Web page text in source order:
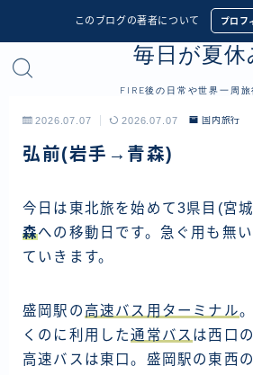
このブログの著者について プロフ
毎日が夏休
FIRE後の日常や世界一周旅
MENU
プロフィール
フィリピン
インドネシア
シンガポール
タイ
カンボジア
2026.07.07 2026.07.07 国内旅行
弘前(岩手→青森)
今日は東北旅を始めて3県目(宮
森への移動日です。急ぐ用も無
ていきます。
盛岡駅の 高速バス用ターミナル
くのに利用した通常バス は西口
高速バスは東口。盛岡駅の東西